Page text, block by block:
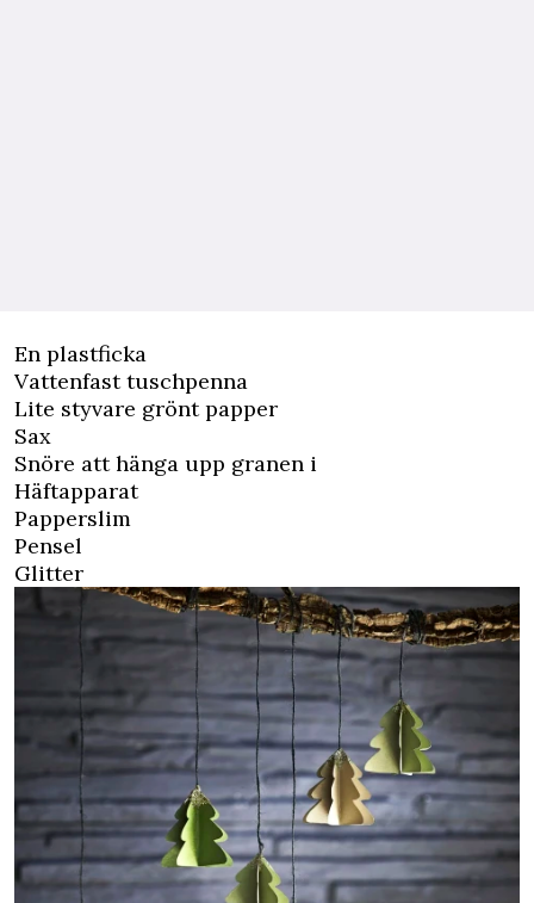
En plastficka
Vattenfast tuschpenna
Lite styvare grönt papper
Sax
Snöre att hänga upp granen i
Häftapparat
Papperslim
Pensel
Glitter